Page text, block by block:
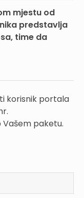
mjestu od
predstavlja
time da
korisnik portala
Vašem paketu.